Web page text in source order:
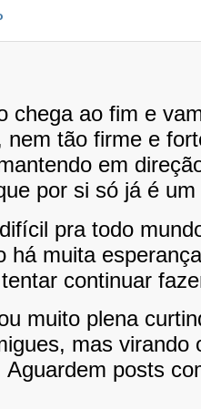
chega ao fim e
nem tão firme e
em
por si só já é
pra todo
há muita
continuar
muito plena
mas virando
Aguardem posts